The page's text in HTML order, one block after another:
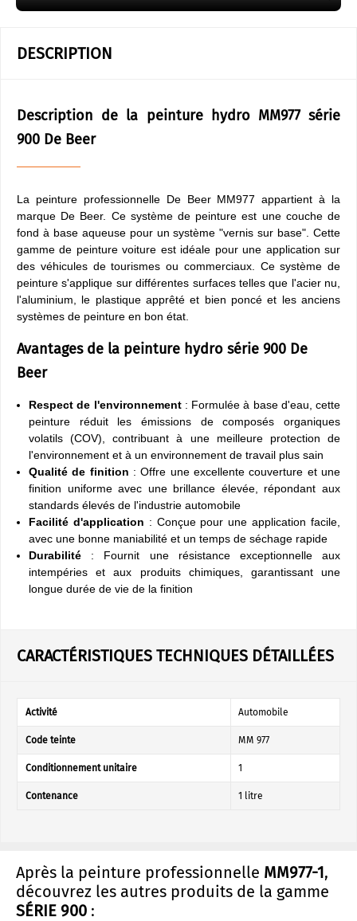
DESCRIPTION
Description de la peinture hydro MM977 série
900 De Beer
La peinture professionnelle De Beer MM977 appartient à la
marque De Beer. Ce système de peinture est une couche de
fond à base aqueuse pour un système "vernis sur base". Cette
gamme de peinture voiture est idéale pour une application sur
des véhicules de tourismes ou commerciaux. Ce système de
peinture s'applique sur différentes surfaces telles que l'acier nu,
l'aluminium, le plastique apprêté et bien poncé et les anciens
systèmes de peinture en bon état.
Avantages de la peinture hydro série 900 De
Beer
Respect de l'environnement: Formulée à base d'eau, cette
peinture réduit les émissions de composés organiques
volatils (COV), contribuant à une meilleure protection de
l'environnement et à un environnement de travail plus sain
Qualité de finition : Offre une excellente couverture et une
finition uniforme avec une brillance élevée, répondant aux
standards élevés de l'industrie automobile
Facilité d'application : Conçue pour une application facile,
avec une bonne maniabilité et un temps de séchage rapide
Durabilité : Fournit une résistance exceptionnelle aux
intempéries et aux produits chimiques, garantissant une
longue durée de vie de la finition
CARACTÉRISTIQUES TECHNIQUES DÉTAILLÉES
Activité Automobile
Code teinte MM 977
Conditionnement unitaire 1
Contenance 1 litre
Après la peinture professionnelle MM977-1,
découvrez les autres produits de la gamme
SÉRIE 900 :